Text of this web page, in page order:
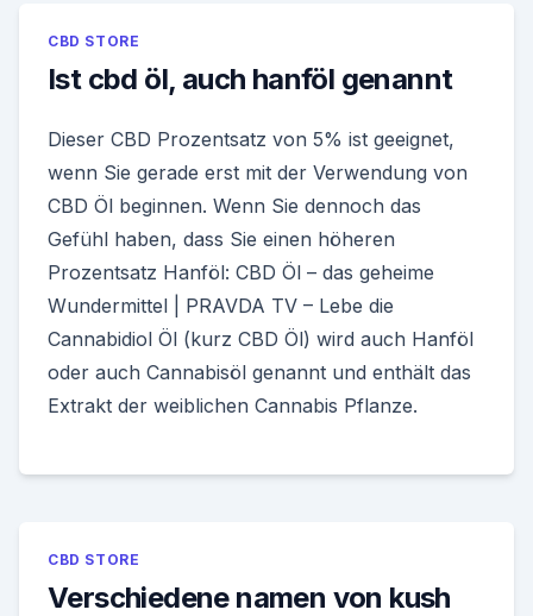
CBD STORE
Ist cbd öl, auch hanföl genannt
Dieser CBD Prozentsatz von 5% ist geeignet,
wenn Sie gerade erst mit der Verwendung von
CBD Öl beginnen. Wenn Sie dennoch das
Gefühl haben, dass Sie einen höheren
Prozentsatz Hanföl: CBD Öl – das geheime
Wundermittel | PRAVDA TV – Lebe die
Cannabidiol Öl (kurz CBD Öl) wird auch Hanföl
oder auch Cannabisöl genannt und enthält das
Extrakt der weiblichen Cannabis Pflanze.
CBD STORE
Verschiedene namen von kush